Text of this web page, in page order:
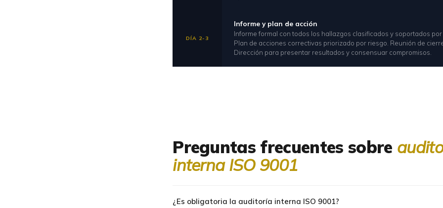
DÍA 2-3
Informe y plan de acción
Informe formal con todos los hallazgos clasificados y soportados por
Plan de acciones correctivas priorizado por riesgo. Reunión de
Dirección para presentar resultados y consensuar compromisos.
Preguntas frecuentes sobre
interna ISO 9001
¿Es obligatoria la auditoría interna ISO 9001?